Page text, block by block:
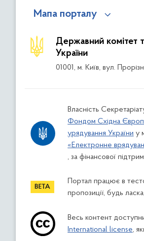
Мапа порталу
Державний комітет
України
01001, м. Київ, вул.
Власність
Фондом Східна
урядування України у
«Електронне
, за фінансової
Портал працює в
пропозиції, будь
Весь контент
International license,